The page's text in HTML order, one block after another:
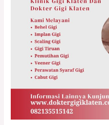
Ketahui?